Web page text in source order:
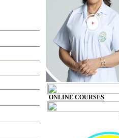
ONLINE COURSES